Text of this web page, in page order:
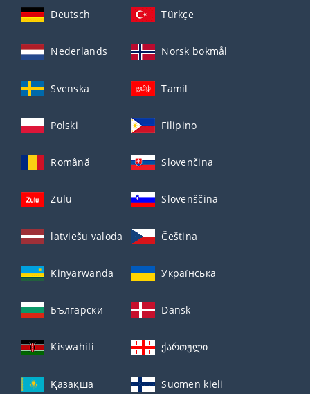
Deutsch Türkçe
Nederlands Norsk bokmål
Svenska Tamil
Polski Filipino
Română Slovenčina
Zulu Slovenščina
latviešu valoda Čeština
Kinyarwanda Українська
Български Dansk
Kiswahili ქართული
Қазақша Suomen kieli